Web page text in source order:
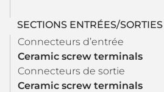
SECTIONS ENTRÉES/SORTIES
Connecteurs d’entrée
Ceramic screw terminals
Connecteurs de sortie
Ceramic screw terminals